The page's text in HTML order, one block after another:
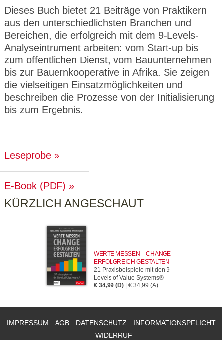
Dieses Buch bietet 21 Beiträge von Praktikern
aus den unterschiedlichsten Branchen und
Bereichen, die erfolgreich mit dem 9-Levels-
Analyseintrument arbeiten: vom Start-up bis
zum öffentlichen Dienst, vom Bauunternehmen
bis zur Bauernkooperative in Afrika. Sie zeigen
die vielseitigen Einsatzmöglichkeiten und
beschreiben die Prozesse von der Initialisierung
bis zum Ergebnis.
Leseprobe
E-Book (PDF)
KÜRZLICH ANGESCHAUT
WERTE MESSEN – CHANGE
ERFOLGREICH GESTALTEN
21 Praxisbeispiele mit den 9
Levels of Value Systems®
€ 34,99 (D) | € 34,99 (A)
IMPRESSUM AGB DATENSCHUTZ
INFORMATIONSPFLICHT
WIDERRUF